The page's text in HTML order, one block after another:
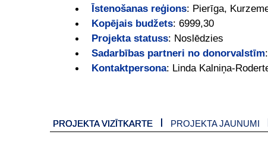
Īstenošanas reģions: Pierīga,
Kopējais budžets: 6999,30
Projekta statuss: Noslēdzies
Sadarbības partneri no donorvalstīm:
Kontaktpersona: Linda Kalniņa-
PROJEKTA VIZĪTKARTE PROJEKTA JAUNUMI